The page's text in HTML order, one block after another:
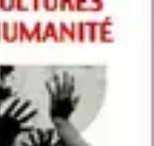
de GestionIrrigation et
Gestion Durable